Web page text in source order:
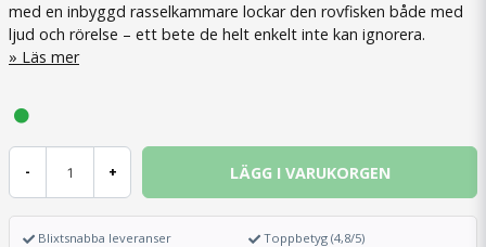
med en inbyggd rasselkammare lockar den rovfisken både med
ljud och rörelse – ett bete de helt enkelt inte kan ignorera.
Läs mer
- + LÄGG I VARUKORGEN
Blixtsnabba leveranser
Toppbetyg (4,8/5)